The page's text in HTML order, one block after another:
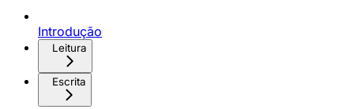
Introdução
Leitura
Escrita